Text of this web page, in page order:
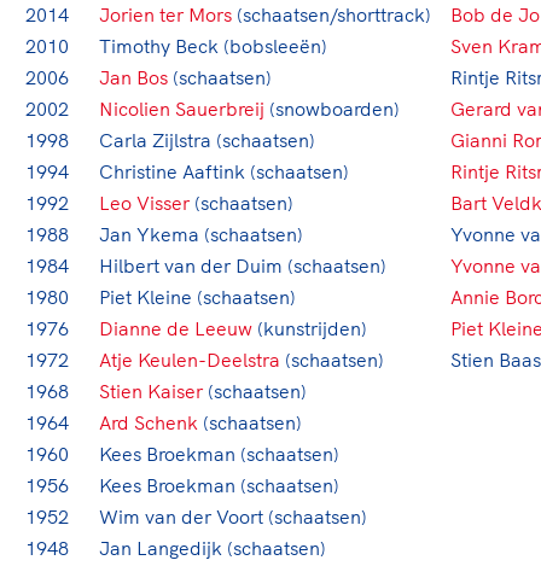
Lees verder
Samen voor een veilige sportomgeving
Voor welk gedrag staat de club? Wat mag wel langs de
kantine en online? En wat mag vooral niet? Een
aan en is dus een belangrijk onderdeel van het
ongewenst gedrag.
Lees verder
(technisch) directeuren, managers en toekomstig kader.
Lees verder
2014
Jorien ter Mors (schaatsen/shorttrack)
Bob de
2010
Timothy Beck (bobsleeën)
Sven
2006
Jan Bos (schaatsen)
Rintje
2002
Nicolien Sauerbreij (snowboarden)
Gerard
1998
Carla Zijlstra (schaatsen)
Gianni
1994
Christine Aaftink (schaatsen)
Rintje
1992
Leo Visser (schaatsen)
Bart
1988
Jan Ykema (schaatsen)
Yvonne
1984
Hilbert van der Duim (schaatsen)
Yvonne
1980
Piet Kleine (schaatsen)
Annie
1976
Dianne de Leeuw (kunstrijden)
Piet
1972
Atje Keulen-Deelstra (schaatsen)
Stien
1968
Stien Kaiser (schaatsen)
1964
Ard Schenk (schaatsen)
1960
Kees Broekman (schaatsen)
1956
Kees Broekman (schaatsen)
1952
Wim van der Voort (schaatsen)
1948
Jan Langedijk (schaatsen)